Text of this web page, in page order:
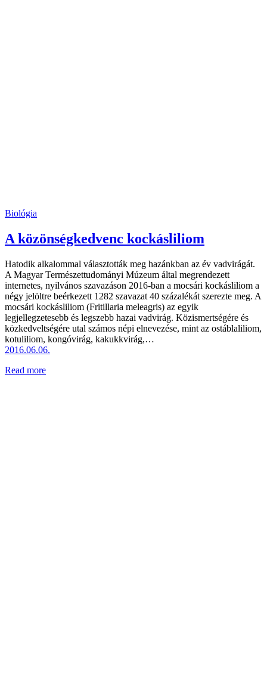
Biológia
A közönségkedvenc kockásliliom
Hatodik alkalommal választották meg hazánkban az év vadvirágát.
A Magyar Természet­tudományi Múzeum által megrendezett
internetes, nyilvános szavazáson 2016-ban a mocsári kockásliliom a
négy jelöltre beérkezett 1282 szavazat 40 százalékát szerezte meg. A
mocsári kockásliliom (Fri­til­la­­­ria meleagris) az egyik
legjellegzetesebb és legszebb hazai vadvirág. Közismertségére és
közkedveltségére utal számos népi elnevezése, mint az ostáblaliliom,
kotuliliom, kongóvirág, kakukkvirág,…
2016.06.06.
Read more